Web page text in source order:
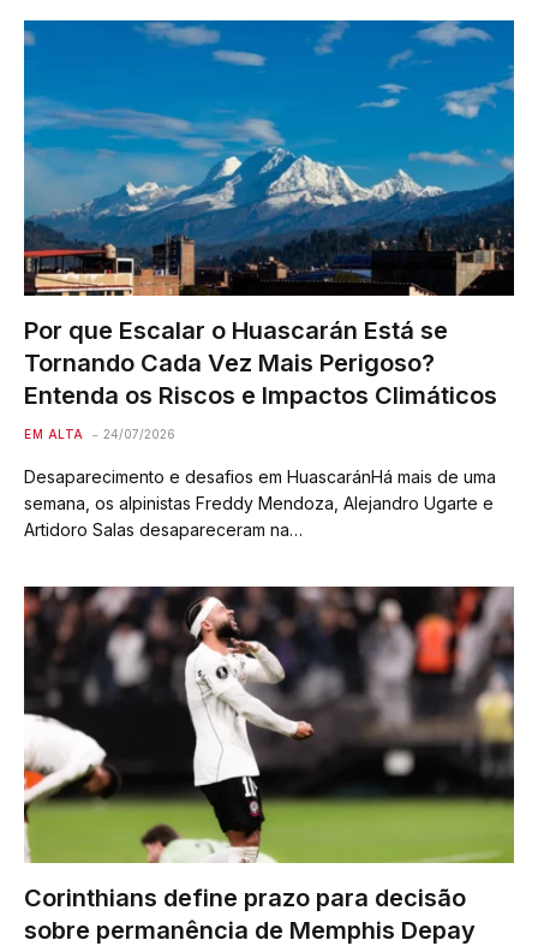
Por que Escalar o Huascarán Está se
Tornando Cada Vez Mais Perigoso?
Entenda os Riscos e Impactos Climáticos
EM ALTA 24/07/2026
Desaparecimento e desafios em HuascaránHá mais de uma
semana, os alpinistas Freddy Mendoza, Alejandro Ugarte e
Artidoro Salas desapareceram na…
Corinthians define prazo para decisão
sobre permanência de Memphis Depay